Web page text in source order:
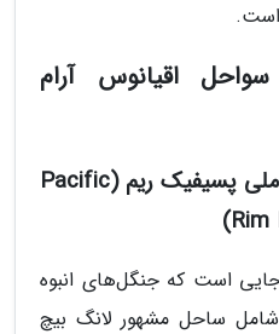
اقیانوس آرام
منطقه حفاظت‌شده پارک ملی پسیفیک ریم (Pacific
Rim
جایی است که جنگل‌های انبوه
شامل ساحل مشهور لانگ بیچ